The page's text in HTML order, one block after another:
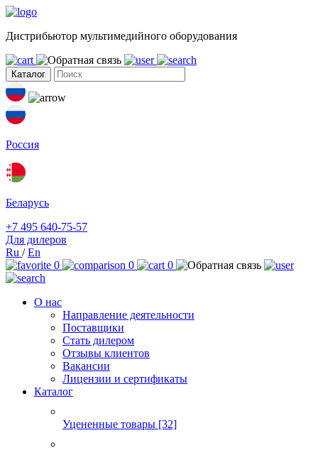
Дистрибьютор мультимедийного оборудования
Каталог
Россия
Беларусь
+7 495 640-75-57
Для дилеров
Ru /En
0
0 0
О нас
Направление деятельности
Поставщики
Стать дилером
Отзывы клиентов
Вакансии
Лицензии и сертификаты
Каталог
Уцененные товары [32]